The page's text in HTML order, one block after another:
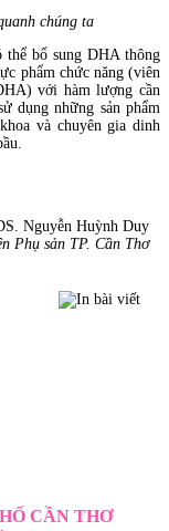
chúng ta
thể bổ sung DHA thông
phẩm chức năng (viên
với hàm lượng cần
dụng những sản phẩm
và chuyên gia dinh
Nguyễn Huỳnh Duy
Phụ sản TP. Cần Thơ
CẦN THƠ